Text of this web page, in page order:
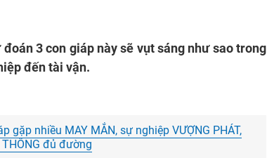
3 con giáp này sẽ vụt sáng như sao trong
đến tài vận.
gặp nhiều MAY MẮN, sự nghiệp VƯỢNG PHÁT,
đủ đường